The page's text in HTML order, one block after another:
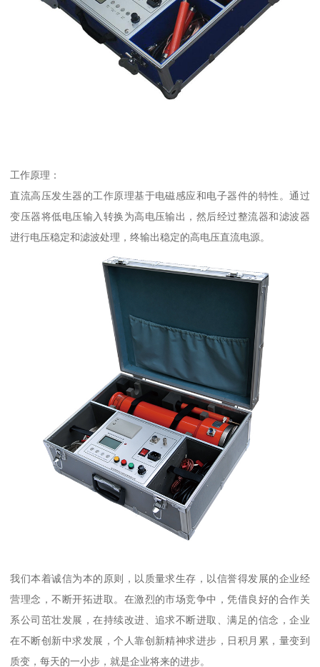
工作原理：
直流高压发生器的工作原理基于电磁感应和电子器件的特性。通过
变压器将低电压输入转换为高电压输出，然后经过整流器和滤波器
进行电压稳定和滤波处理，终输出稳定的高电压直流电源。
我们本着诚信为本的原则，以质量求生存，以信誉得发展的企业经
营理念，不断开拓进取。在激烈的市场竞争中，凭借良好的合作关
系公司茁壮发展，在持续改进、追求不断进取、满足的信念，企业
在不断创新中求发展，个人靠创新精神求进步，日积月累，量变到
质变，每天的一小步，就是企业将来的进步。